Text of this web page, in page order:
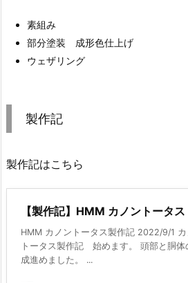
素組み
部分塗装 成形色仕上げ
ウェザリング
製作記
製作記はこちら
【製作記】HMM カノントータス
HMM カノントータス製作記 2022/9/1 カ
トータス製作記 始めます。 頭部と胴体
成進めました。 ...